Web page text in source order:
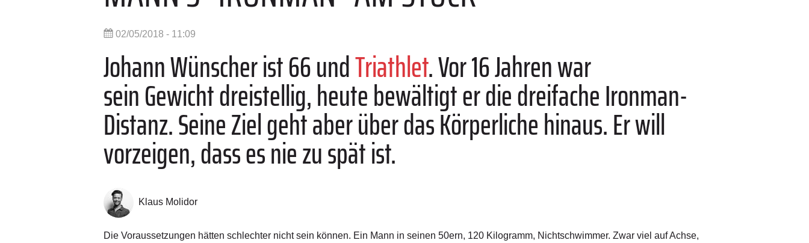
02/05/2018 - 11:09
Johann Wünscher ist 66 undTriathlet. Vor 16 Jahren war
sein Gewicht dreistellig, heute bewältigt er die dreifache Ironman-
Distanz. Seine Ziel geht aber über das Körperliche hinaus. Er will
vorzeigen, dass es nie zu spät ist.
Klaus Molidor
Die Voraussetzungen hätten schlechter nicht sein können. Ein Mann in seinen 50ern, 120 Kilogramm, Nichtschwimmer. Zwar viel auf Achse,